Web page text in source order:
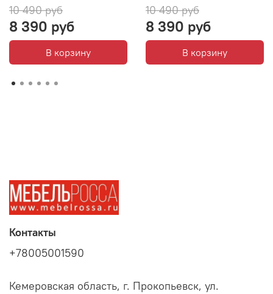
10 490 руб
8 390 руб
В корзину
10 490 руб
8 390 руб
В корзину
Контакты
+78005001590
Кемеровская область, г. Прокопьевск, ул.